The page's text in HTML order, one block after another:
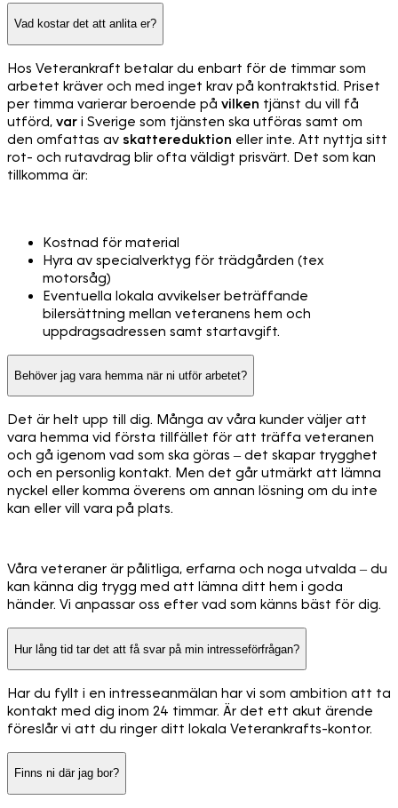
Vad kostar det att anlita er?
Hos Veterankraft betalar du enbart för de timmar som
arbetet kräver och med inget krav på kontraktstid. Priset
per timma varierar beroende på vilken tjänst du vill få
utförd, var i Sverige som tjänsten ska utföras samt om
den omfattas av skattereduktion eller inte. Att nyttja sitt
rot- och rutavdrag blir ofta väldigt prisvärt. Det som kan
tillkomma är:
Kostnad för material
Hyra av specialverktyg för trädgården (tex
motorsåg)
Eventuella lokala avvikelser beträffande
bilersättning mellan veteranens hem och
uppdragsadressen samt startavgift.
Behöver jag vara hemma när ni utför arbetet?
Det är helt upp till dig. Många av våra kunder väljer att
vara hemma vid första tillfället för att träffa veteranen
och gå igenom vad som ska göras – det skapar trygghet
och en personlig kontakt. Men det går utmärkt att lämna
nyckel eller komma överens om annan lösning om du inte
kan eller vill vara på plats.
Våra veteraner är pålitliga, erfarna och noga utvalda – du
kan känna dig trygg med att lämna ditt hem i goda
händer. Vi anpassar oss efter vad som känns bäst för dig.
Hur lång tid tar det att få svar på min intresseförfrågan?
Har du fyllt i en intresseanmälan har vi som ambition att ta
kontakt med dig inom 24 timmar. Är det ett akut ärende
föreslår vi att du ringer ditt lokala Veterankrafts-kontor.
Finns ni där jag bor?